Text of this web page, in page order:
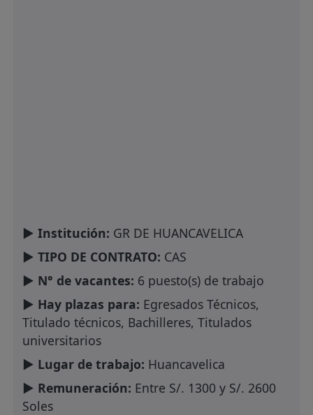
► Institución: GR DE HUANCAVELICA
► TIPO DE CONTRATO: CAS
► N° de vacantes: 6 puesto(s) de trabajo
► Hay plazas para: Egresados Técnicos,
Titulado técnicos, Bachilleres, Titulados
universitarios
► Lugar de trabajo: Huancavelica
► Remuneración: Entre S/. 1300 y S/. 2600
Soles